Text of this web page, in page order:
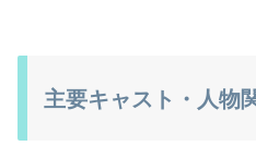
主要キャスト・人物